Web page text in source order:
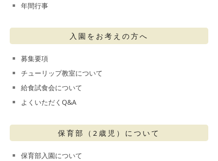
年間行事
入園をお考えの方へ
募集要項
チューリップ教室について
給食試食会について
よくいただくQ&A
保育部（2歳児）について
保育部入園について